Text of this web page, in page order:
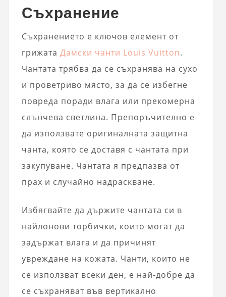
Съхранение
Съхранението е ключов елемент от
грижата Дамски чанти Louis Vuitton.
Чантата трябва да се съхранява на сухо
и проветриво място, за да се избегне
повреда поради влага или прекомерна
слънчева светлина. Препоръчително е
да използвате оригиналната защитна
чанта, която се доставя с чантата при
закупуване. Чантата я предпазва от
прах и случайно надраскване.
Избягвайте да държите чантата си в
найлонови торбички, които могат да
задържат влага и да причинят
увреждане на кожата. Чанти, които не
се използват всеки ден, е най-добре да
се съхраняват във вертикално